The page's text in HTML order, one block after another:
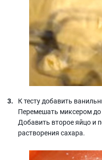
К тесту добавить
Перемешать миксером до
Добавить второе яйцо и
растворения сахара.